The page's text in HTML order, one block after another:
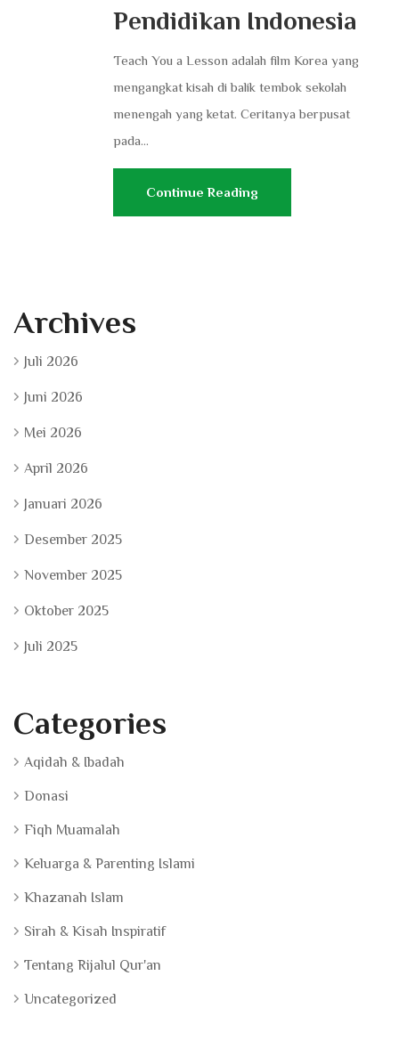
Pendidikan Indonesia
Teach You a Lesson adalah film Korea yang
mengangkat kisah di balik tembok sekolah
menengah yang ketat. Ceritanya berpusat
pada...
Continue Reading
Archives
Juli 2026
Juni 2026
Mei 2026
April 2026
Januari 2026
Desember 2025
November 2025
Oktober 2025
Juli 2025
Categories
Aqidah & Ibadah
Donasi
Fiqh Muamalah
Keluarga & Parenting Islami
Khazanah Islam
Sirah & Kisah Inspiratif
Tentang Rijalul Qur'an
Uncategorized